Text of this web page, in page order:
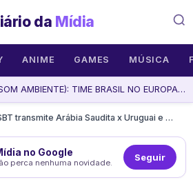
da Mídia
ANIME GAMES MÚSICA
TIME BRASIL NO EUROPA SMASH | TÊNIS DE MESA, assista agora
SBT transmite Arábia Saudita x Uruguai e reforça grade
no Google
perca nenhuma novidade. Seguir